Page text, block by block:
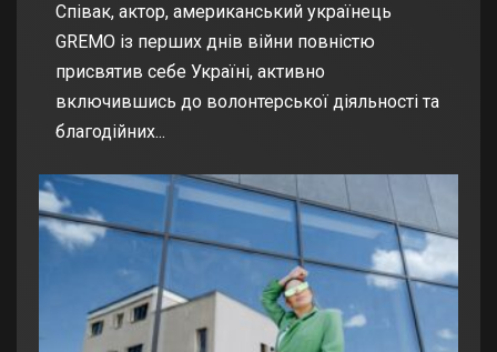
Співак, актор, американський українець
GREMO із перших днів війни повністю
присвятив себе Україні, активно
включившись до волонтерської діяльності та
благодійних...